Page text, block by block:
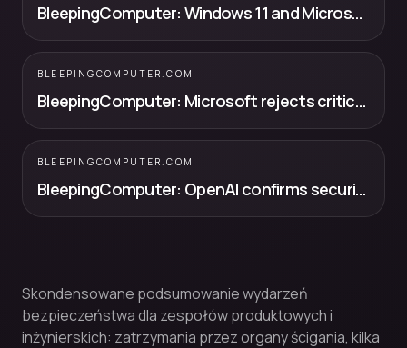
BleepingComputer: Windows 11 and Microsoft Edge hacked at Pwn2Own Berlin 2026
BLEEPINGCOMPUTER.COM
BleepingComputer: Microsoft rejects critical Azure vulnerability report, no CVE issued
BLEEPINGCOMPUTER.COM
BleepingComputer: OpenAI confirms security breach in TanStack supply chain attack
Skondensowane podsumowanie wydarzeń
bezpieczeństwa dla zespołów produktowych i
inżynierskich: zatrzymania przez organy ścigania, kilka